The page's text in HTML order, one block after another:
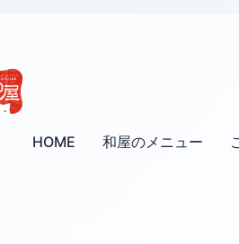
HOME 和屋のメニュー